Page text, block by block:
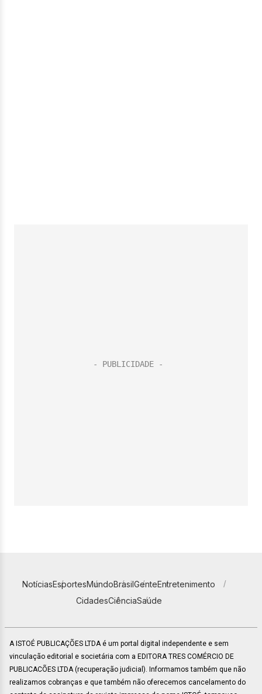
NotíciasEsportesMundoBrasilGenteEntretenimento
CidadesCiênciaSaúde
A ISTOÉ PUBLICAÇÕES LTDA é um portal digital independente e sem
vinculação editorial e societária com a EDITORA TRES COMÉRCIO DE
PUBLICACÕES LTDA (recuperação judicial). Informamos também que não
realizamos cobranças e que também não oferecemos cancelamento do